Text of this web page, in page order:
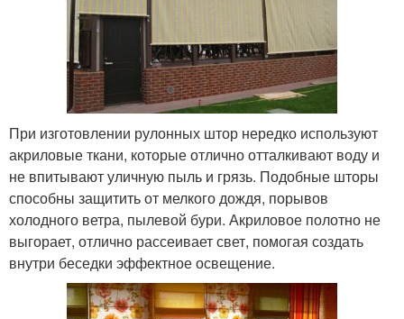
При изготовлении рулонных штор нередко используют
акриловые ткани, которые отлично отталкивают воду и
не впитывают уличную пыль и грязь. Подобные шторы
способны защитить от мелкого дождя, порывов
холодного ветра, пылевой бури. Акриловое полотно не
выгорает, отлично рассеивает свет, помогая создать
внутри беседки эффектное освещение.